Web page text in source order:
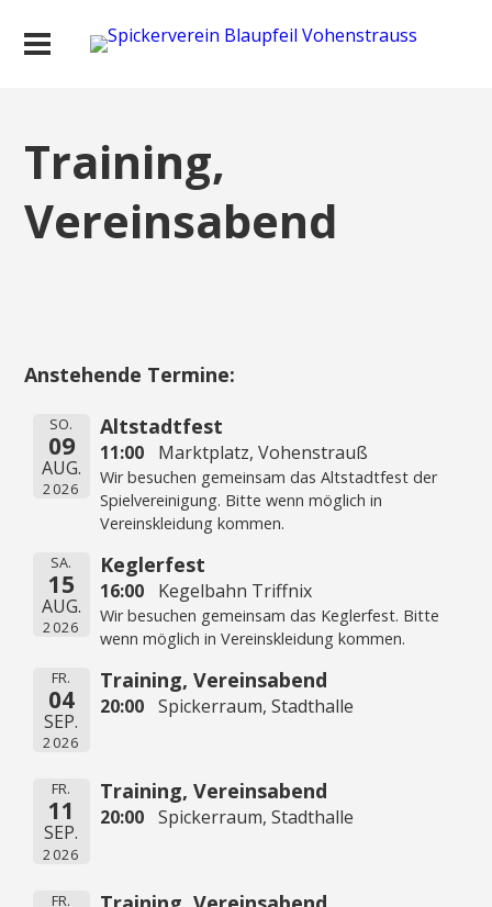
Training,
Vereinsabend
Anstehende Termine:
SO.
09
AUG.
2026
Altstadtfest
11:00 Marktplatz, Vohenstrauß
Wir besuchen gemeinsam das Altstadtfest der
Spielvereinigung. Bitte wenn möglich in
Vereinskleidung kommen.
SA.
15
AUG.
2026
Keglerfest
16:00 Kegelbahn Triffnix
Wir besuchen gemeinsam das Keglerfest. Bitte
wenn möglich in Vereinskleidung kommen.
FR.
04
SEP.
2026
Training, Vereinsabend
20:00 Spickerraum, Stadthalle
FR.
11
SEP.
2026
Training, Vereinsabend
20:00 Spickerraum, Stadthalle
FR.